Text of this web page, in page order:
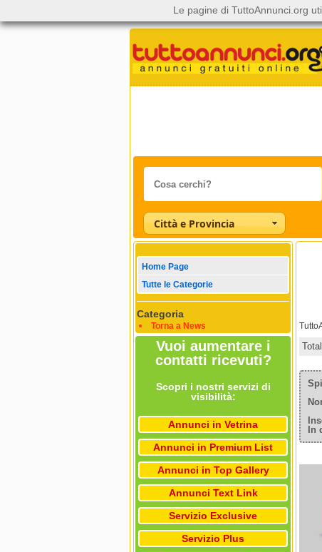
Città e Provincia
Home Page
Tutte le Categorie
Categoria
Torna a News
Vuoi aumentare i
contatti ricevuti?
Scopri i nostri servizi di
visibilità:
Annunci in Vetrina
Annunci in Premium List
Annunci in Top Gallery
Annunci Text Link
Servizio Exclusive
Servizio Plus
In
Le pagine di TuttoAnnunci.org